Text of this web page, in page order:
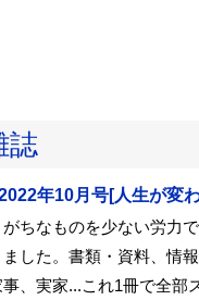
誌
年10月号[人生が変
ちなものを少ない労力
した。書類・資料、情
事、実家...これ1冊で全部